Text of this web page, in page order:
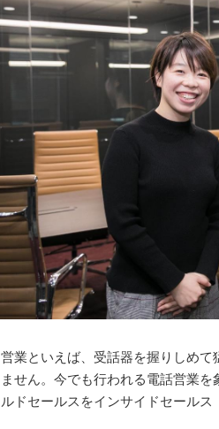
営業といえば、受話器を握りしめ
ません。今でも行われる電話営業
ルドセールスをインサイドセールス